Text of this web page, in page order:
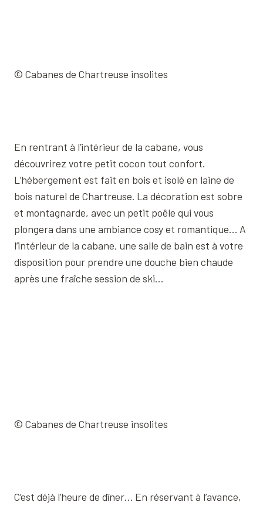
© Cabanes de Chartreuse insolites
En rentrant à l’intérieur de la cabane, vous
découvrirez votre petit cocon tout confort.
L’hébergement est fait en bois et isolé en laine de
bois naturel de Chartreuse. La décoration est sobre
et montagnarde, avec un petit poêle qui vous
plongera dans une ambiance cosy et romantique… A
l’intérieur de la cabane, une salle de bain est à votre
disposition pour prendre une douche bien chaude
après une fraîche session de ski…
© Cabanes de Chartreuse insolites
C’est déjà l’heure de dîner… En réservant à l’avance,